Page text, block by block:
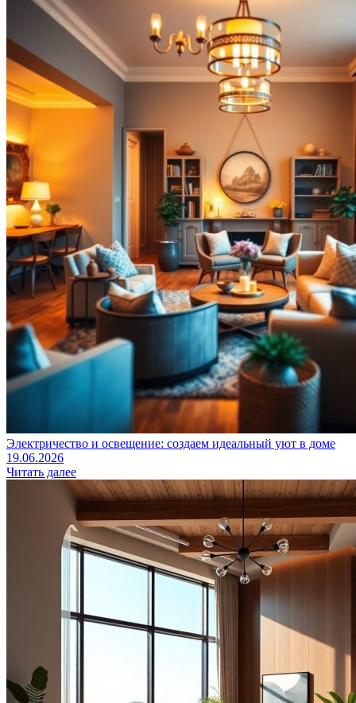
Электричество и освещение: создаем идеальный уют в доме
19.06.2026
Читать далее